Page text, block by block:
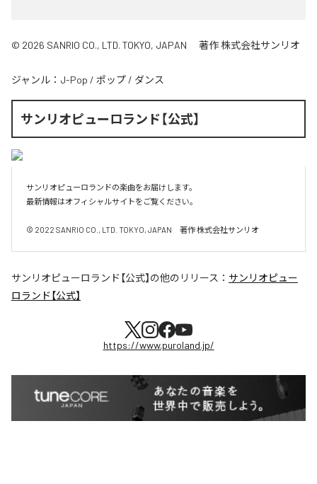
© 2026 SANRIO CO., LTD. TOKYO, JAPAN 著作 株式会社サンリオ
ジャンル： J-Pop / ポップ / ダンス
サンリオピューロランド【公式】
サンリオピューロランドの楽曲をお届けします。
最新情報はオフィシャルサイトをご覧ください。
サンリオピューロランド【公式】 の他のリリース： サンリオピュー
ロランド【公式】
https://www.puroland.jp/